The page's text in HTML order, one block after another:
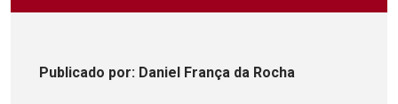
Publicado por: Daniel França da Rocha